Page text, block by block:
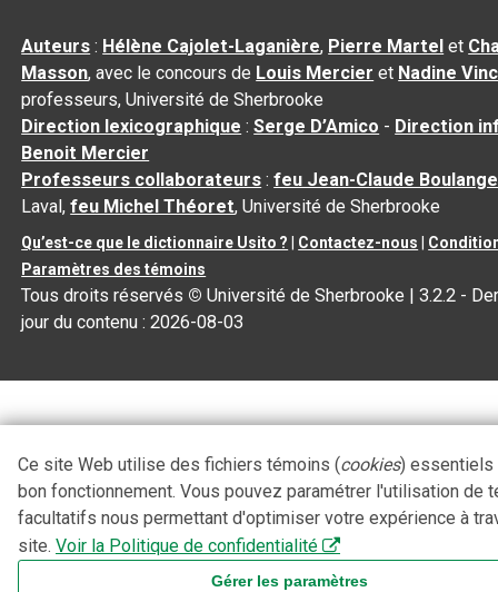
Auteurs : Hélène Cajolet-Laganière, Pierre Martel et
Masson, avec le concours de Louis Mercier et Nadine
professeurs, Université de Sherbrooke
Direction lexicographique :Serge D’Amico - Direction
Benoit Mercier
Professeurs collaborateurs :feu Jean-Claude
Laval,feu Michel Théoret, Université de Sherbrooke
Qu’est-ce que le dictionnaire Usito ? Contactez-nous
Paramètres des témoins
Tous droits réservés © Université de Sherbrooke |3.2.2 -
jour du contenu :2026-08-03
Ce site Web utilise des fichiers témoins (cookies) essentiels
bon fonctionnement. Vous pouvez paramétrer l'utilisation de
facultatifs nous permettant d'optimiser votre expérience à
site. Voir la Politique de confidentialité
Gérer les paramètres